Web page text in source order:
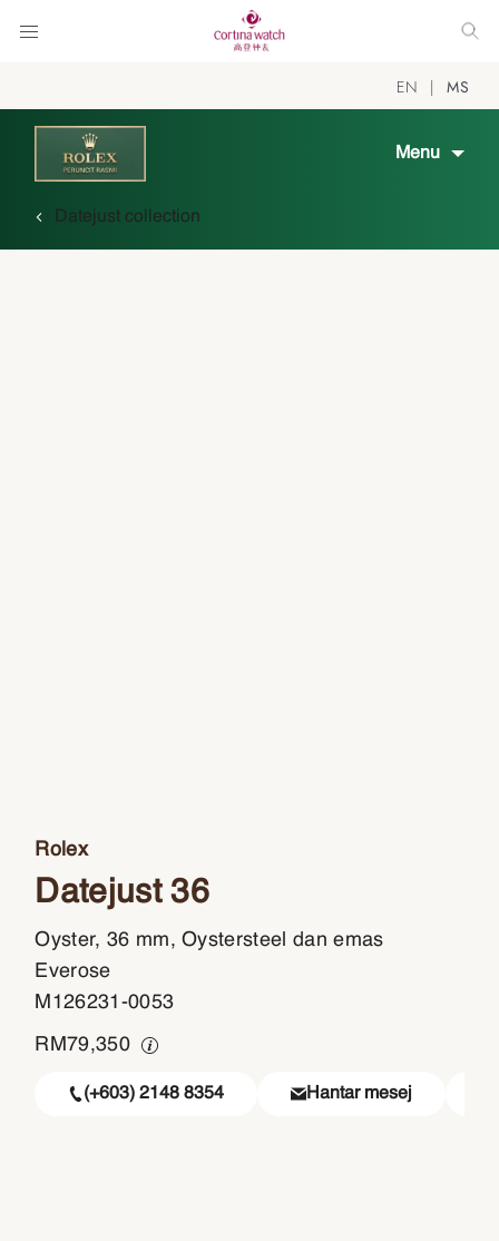
EN MS
Menu
Datejust collection
Rolex
Datejust 36
Oyster, 36 mm, Oystersteel dan emas
Everose
M126231-0053
RM79,350
(+603) 2148 8354 Hantar mesej